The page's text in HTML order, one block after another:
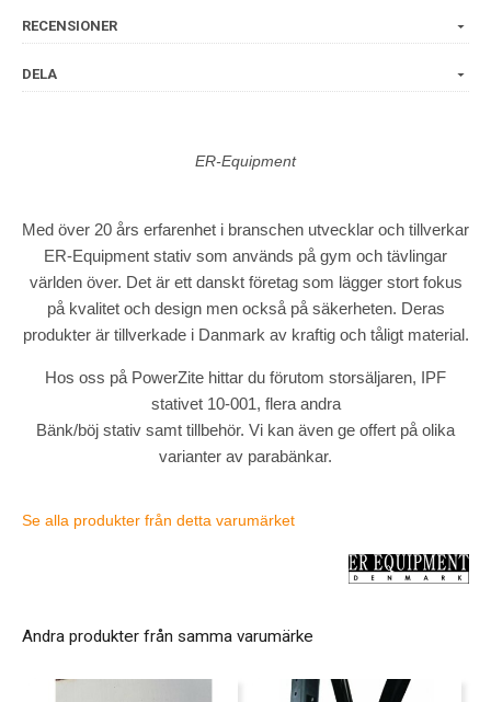
RECENSIONER
DELA
ER-Equipment
Med över 20 års erfarenhet i branschen utvecklar och tillverkar
ER-Equipment stativ som används på gym och tävlingar
världen över. Det är ett danskt företag som lägger stort fokus
på kvalitet och design men också på säkerheten. Deras
produkter är tillverkade i Danmark av kraftig och tåligt material.
Hos oss på PowerZite hittar du förutom storsäljaren, IPF
stativet 10-001, flera andra
Bänk/böj stativ samt tillbehör. Vi kan även ge offert på olika
varianter av parabänkar.
Se alla produkter från detta varumärket
Andra produkter från samma varumärke